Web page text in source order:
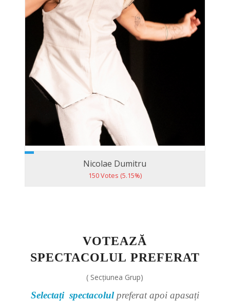
Nicolae Dumitru
150 Votes (5.15%)
VOTEAZĂ
SPECTACOLUL PREFERAT
( Secțiunea Grup)
Selectați spectacolulpreferat apoi apasați